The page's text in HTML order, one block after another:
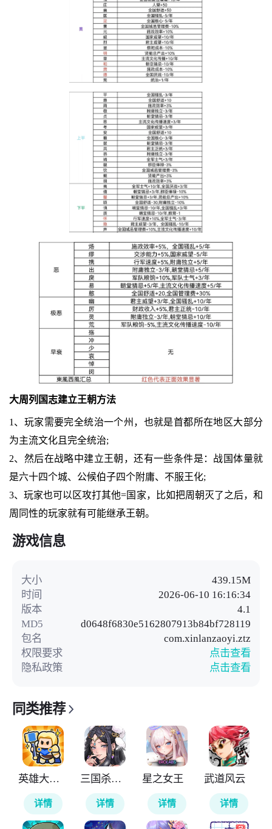
大周列国志建立王朝方法
1、玩家需要完全统治一个州，也就是首都所在地区大部分
为主流文化且完全统治;
2、然后在战略中建立王朝，还有一些条件是：战国体量就
是六十四个城、公候伯子四个附庸、不服王化;
3、玩家也可以区攻打其他=国家，比如把周朝灭了之后，和
周同性的玩家就有可能继承王朝。
游戏信息
大小
439.15M
时间
2026-06-10 16:16:34
版本
4.1
MD5
d0648f6830e5162807913b84bf728119
包名
com.xinlanzaoyi.ztz
权限要求
点击查看
隐私政策
点击查看
同类推荐
英雄大对决
详情
三国杀武将觉醒
详情
星之女王
详情
武道风云
详情